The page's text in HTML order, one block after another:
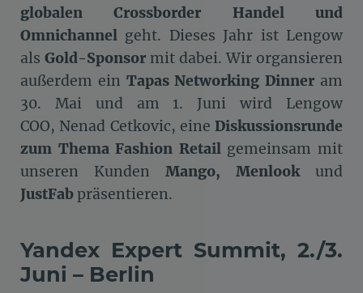
globalen Crossborder Handel und
Omnichannel geht. Dieses Jahr ist Lengow
als Gold-Sponsor mit dabei. Wir organsieren
außerdem ein Tapas Networking Dinner am
30. Mai und am 1. Juni wird Lengow
COO, Nenad Cetkovic, eine Diskussionsrunde
zum Thema Fashion Retail gemeinsam mit
unseren Kunden Mango, Menlook und
JustFabpräsentieren.
Yandex Expert Summit, 2./3.
Juni – Berlin